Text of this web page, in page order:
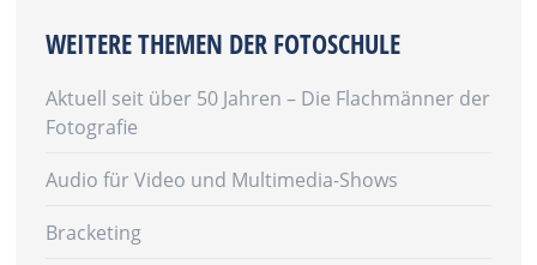
WEITERE THEMEN DER FOTOSCHULE
Aktuell seit über 50 Jahren – Die Flachmänner der
Fotografie
Audio für Video und Multimedia-Shows
Bracketing